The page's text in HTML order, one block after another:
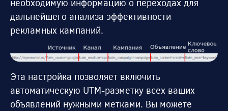
дальнейшего анализа эффективности
рекламных кампаний.
Эта настройка позволяет включить
автоматическую UTM-разметку всех ваших
объявлений нужными метками. Вы можете